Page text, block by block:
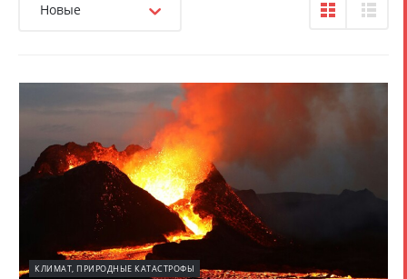
Новые
КЛИМАТ, ПРИРОДНЫЕ КАТАСТРОФЫ